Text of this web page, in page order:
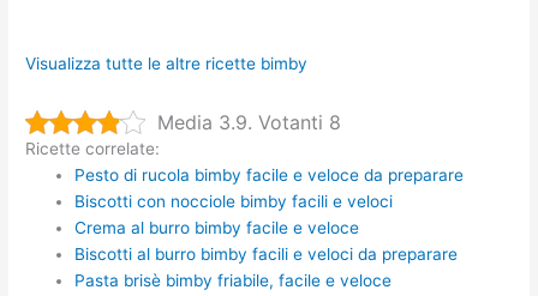
Visualizza tutte le altre ricette bimby
Media 3.9. Votanti 8
Ricette correlate:
Pesto di rucola bimby facile e veloce da preparare
Biscotti con nocciole bimby facili e veloci
Crema al burro bimby facile e veloce
Biscotti al burro bimby facili e veloci da preparare
Pasta brisè bimby friabile, facile e veloce